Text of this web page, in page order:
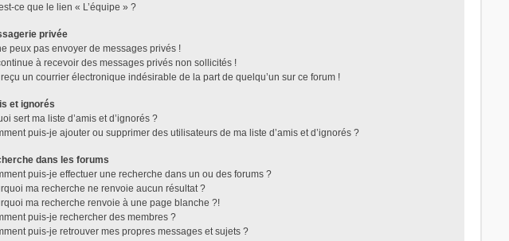
ce que le lien « L’équipe » ?
privée
peux pas envoyer de messages privés !
à recevoir des messages privés non sollicités !
reçu un courrier électronique indésirable de la part de quelqu’un sur ce forum !
et ignorés
sert ma liste d’amis et d’ignorés ?
puis-je ajouter ou supprimer des utilisateurs de ma liste d’amis et d’ignorés ?
dans les forums
puis-je effectuer une recherche dans un ou des forums ?
ma recherche ne renvoie aucun résultat ?
ma recherche renvoie à une page blanche ?!
puis-je rechercher des membres ?
puis-je retrouver mes propres messages et sujets ?